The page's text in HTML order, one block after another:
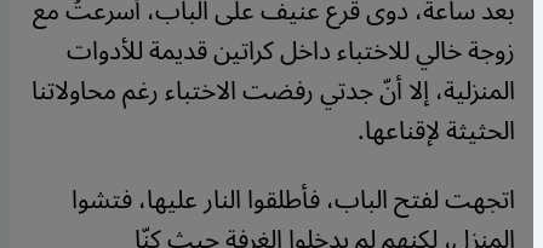
بعد ساعة، دوى قرع عنيف على الباب، أسرعتُ مع
زوجة خالي للاختباء داخل كراتين قديمة للأدوات
المنزلية، إلا أنّ جدتي رفضت الاختباء رغم محاولاتنا
الحثيثة لإقناعها.
اتجهت لفتح الباب، فأطلقوا النار عليها، فتشوا